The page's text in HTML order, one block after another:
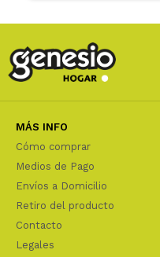
MÁS INFO
Cómo comprar
Medios de Pago
Envíos a Domicilio
Retiro del producto
Contacto
Legales